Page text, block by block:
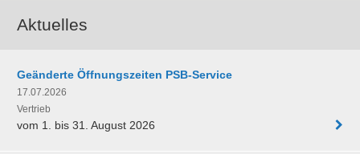
Aktuelles
Geänderte Öffnungszeiten PSB-Service
17.07.2026
Vertrieb
vom 1. bis 31. August 2026